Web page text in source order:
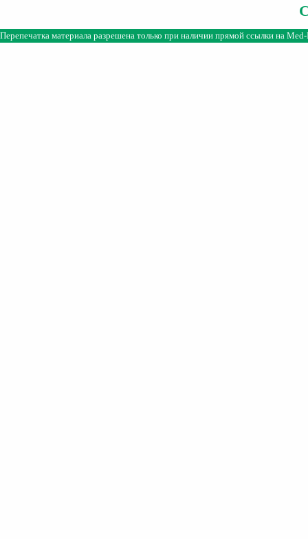
Перепечатка материала разрешена только при наличии прямой ссылки на